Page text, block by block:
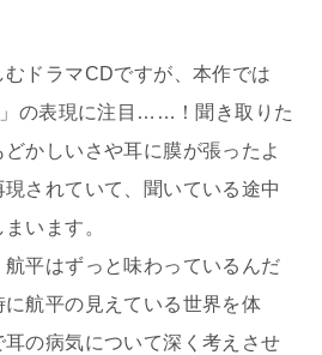
ドラマCDですが、本作では
」の表現に注目……！聞き取りた
かしいさや耳に膜が張ったよ
されていて、聞いている途中
います。
平はずっと味わっているんだ
航平の見えている世界を体
の病気について深く考えさせ